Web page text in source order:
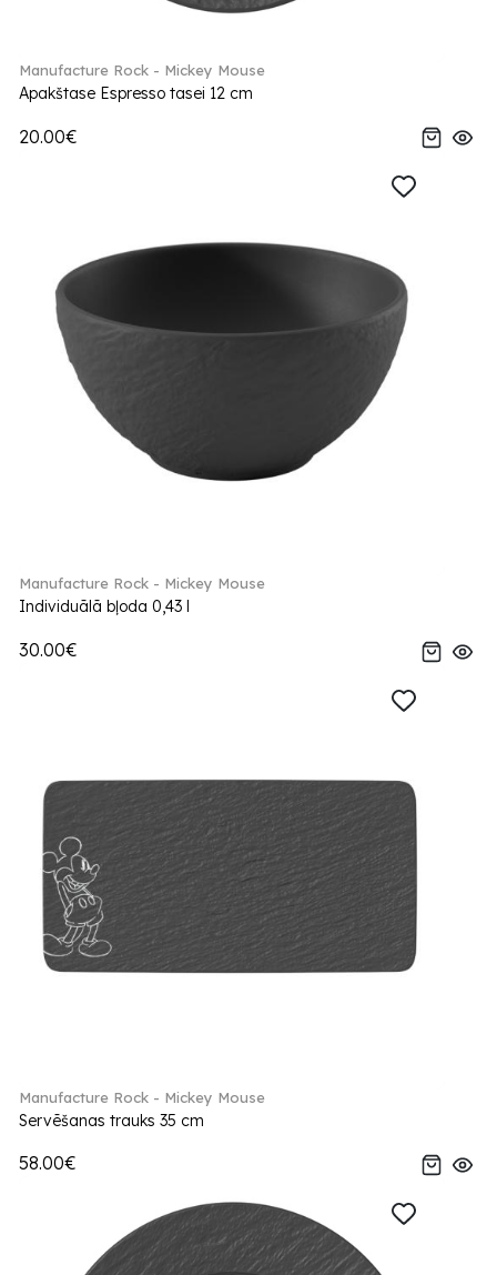
Manufacture Rock - Mickey Mouse
Apakštase Espresso tasei 12 cm
20.00€
Manufacture Rock - Mickey Mouse
Individuālā bļoda 0,43 l
30.00€
Manufacture Rock - Mickey Mouse
Servēšanas trauks 35 cm
58.00€